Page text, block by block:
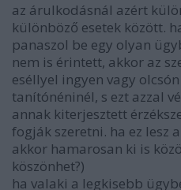
az árulkodásnál azért
különböző esetek között.
panaszol be egy olyan
nem is érintett, akkor az
eséllyel ingyen vagy
tanítónéninél, s ezt azzal
annak kiterjesztett
fogják szeretni. ha ez lesz
akkor hamarosan ki is
köszönhet?)
ha valaki a legkisebb